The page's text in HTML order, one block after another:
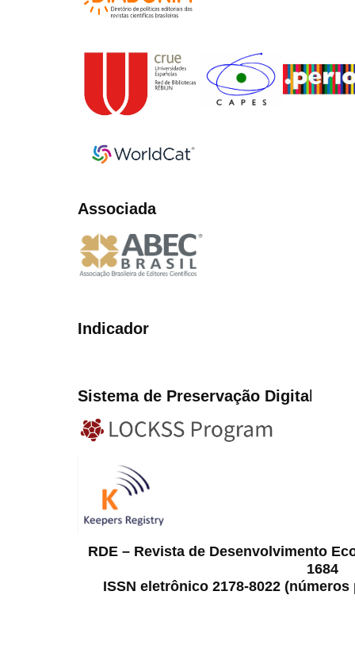
Associada
Indicador
Sistema de Preservação Digital
RDE – Revista de Desenvolvimento
1684
ISSN eletrônico 2178-8022